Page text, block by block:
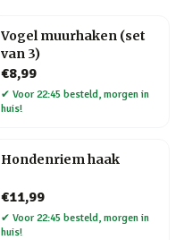
Vogel muurhaken (set
van 3)
€8,99
✔ Voor 22:45 besteld, morgen in
huis!
Hondenriem haak
€11,99
✔ Voor 22:45 besteld, morgen in
huis!